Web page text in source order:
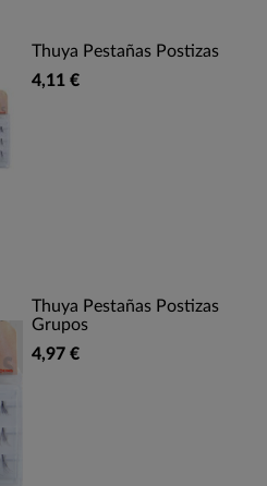
Thuya Pestañas Postizas
4,11 €
Thuya Pestañas Postizas
Grupos
4,97 €